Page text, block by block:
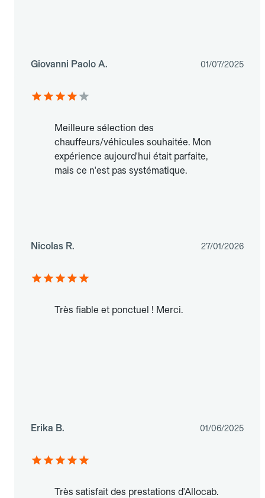
Giovanni Paolo A. 01/07/2025
Meilleure sélection des
chauffeurs/véhicules souhaitée. Mon
expérience aujourd'hui était parfaite,
mais ce n'est pas systématique.
Nicolas R. 27/01/2026
Très fiable et ponctuel ! Merci.
Erika B. 01/06/2025
Très satisfait des prestations d'Allocab.